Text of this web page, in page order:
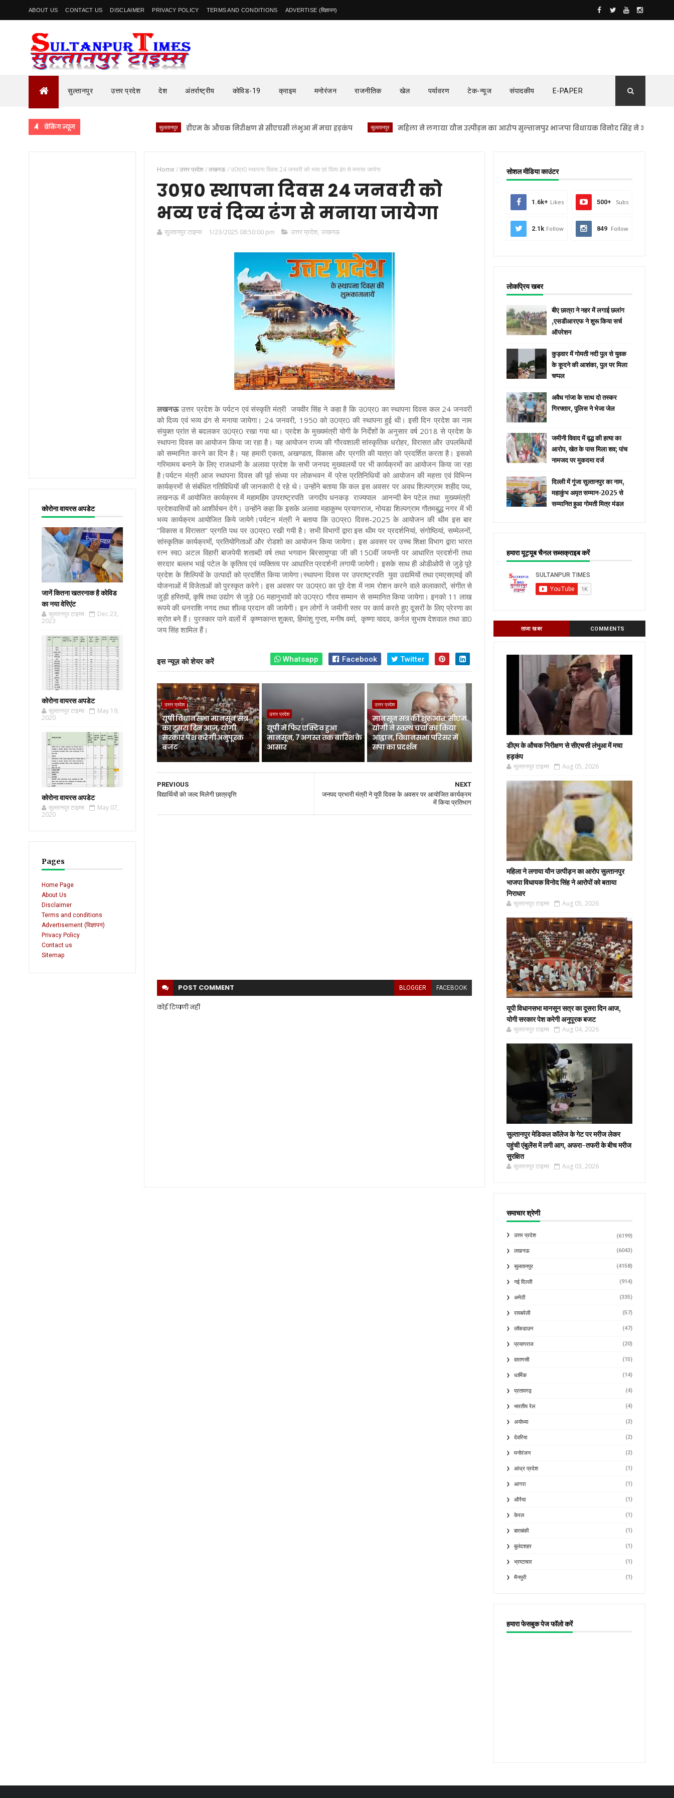
ABOUT US CONTACT US DISCLAIMER PRIVACY POLICY TERMS AND CONDITIONS ADVERTISE (विज्ञापन)
सुल्तानपुर उत्तर प्रदेश देश अंतर्राष्ट्रीय कोविड-19 क्राइम मनोरंजन राजनीतिक खेल पर्यावरण टेक-न्यूज संपादकीय E-PAPER
ब्रेकिंग न्यूज डीएम के औचक निरीक्षण से सीएचसी लंभुआ में मचा हड़कंप सुलतानपुर महिला ने लगाया यौन उत्पीड़न का आरोप सुल्तानपुर भाजपा विधायक विनोद सिंह ने आरोपों को बताया
कोरोना वायरस अपडेट
जानें कितना खतरनाक है कोविड
का नया वेरिएंट
सुल्तानपुर टाइम्स
Dec 23,
2023
कोरोना वायरस अपडेट
सुल्तानपुर टाइम्स
May 19,
2020
कोरोना वायरस अपडेट
सुल्तानपुर टाइम्स
May 07,
2020
Pages
Home Page
About Us
Disclaimer
Terms and conditions
Advertisement (विज्ञापन)
Privacy Policy
Contact us
Sitemap
Home /उत्तर प्रदेश/लखनऊ/उ0प्र0 स्थापना दिवस 24 जनवरी को भव्य एवं दिव्य ढंग से मनाया जायेगा
उ0प्र0 स्थापना दिवस 24 जनवरी को
भव्य एवं दिव्य ढंग से मनाया जायेगा
सुल्तानपुर टाइम्स 1/23/2025 08:50:00 pm उत्तर प्रदेश, लखनऊ
लखनऊ उत्तर प्रदेश के पर्यटन एवं संस्कृति मंत्री जयवीर सिंह ने कहा है कि उ0प्र0 का स्थापना दिवस कल 24 जनवरी
को दिव्य एवं भव्य ढंग से मनाया जायेगा। 24 जनवरी, 1950 को उ0प्र0 की स्थापना हुई थी। इसी दिन प्रदेश का नाम
संयुक्त प्रांत से बदलकर उ0प्र0 रखा गया था। प्रदेश के मुख्यमंत्री योगी के निर्देशों के अनुसार वर्ष 2018 से प्रदेश के
स्थापना दिवस का आयोजन किया जा रहा है। यह आयोजन राज्य की गौरवशाली सांस्कृतिक धरोहर, विरासत और उपलब्धियों
को सम्मानित करने का दिन है। यह हमारी एकता, अखण्डता, विकास और प्रगति की यात्रा को प्रदर्शित करता है। इसको
गरिमामय बनाने के लिए राजधानी के अलावा प्रदेश के सभी जनपद मुख्यालयों पर भी कार्यक्रमों का आयोजन किया जा रहा
है।पर्यटन मंत्री आज स्थापना दिवस की पूर्व संध्या पर लोकभवन में प्रेस प्रतिनिधियों को आयोजन की महत्ता एवं विभिन्न
कार्यक्रमों से संबंधित गतिविधियों की जानकारी दे रहे थे। उन्होंने बताया कि कल इस अवसर पर अवध शिल्पग्राम शहीद पथ,
लखनऊ में आयोजित कार्यक्रम में महामहिम उपराष्ट्रपति जगदीप धनकड़ राज्यपाल आनन्दी बेन पटेल तथा मुख्यमंत्री
प्रदेशवासियों को आशीर्वचन देगे। उन्होंने कहा कि इसके अलावा महाकुम्भ प्रयागराज, नोयडा शिल्पग्राम गौतमबुद्ध नगर में भी
भव्य कार्यक्रम आयोजित किये जायेगे।पर्यटन मंत्री ने बताया कि उ0प्र0 दिवस-2025 के आयोजन की थीम इस बार
’’विकास व विरासत’’ प्रगति पथ पर उ0प्र0 रखी गयी है। सभी विभागों द्वारा इस थीम पर प्रदर्शनियां, संगोष्ठियां, सम्मेलनों,
सांस्कृतिक कार्यक्रमों, प्रतियोगिताओं और रोडशो का आयोजन किया जायेगा। इस अवसर पर उच्च शिक्षा विभाग द्वारा भारत
रत्न स्व0 अटल विहारी बाजपेयी शताब्दी वर्ष तथा भगवान बिरसामुण्डा जी की 150वीं जयन्ती पर आधारित प्रदर्शनी तथा
सरदार बल्लभ भाई पटेल के कृतित्व एवं व्यक्तित्व पर आधारित प्रदर्शनी लगायी जायेगी। इसके साथ ही ओडीओपी से जुड़े पूरे
प्रदेश के शिल्पियों के उत्पादों को प्रदर्शित किया जायेगा।स्थापना दिवस पर उपराष्ट्रपति युवा उद्यमियों तथा एमएसएमई की
योजनाओं में विजेताओं को पुरस्कृत करेगे। इस अवसर पर उ0प्र0 का पूरे देश में नाम रोशन करने वाले कलाकारों, संगीत से
जुड़ी हस्तियों, कृषि तथा उद्योग से जुड़े 06 महानुभावों को उ0प्र0 गौरव सम्मान से सम्मानित किया जायेगा। इनको 11 लाख
रूपये की धनराशि नगद तथा शील्ड प्रदान की जायेगी। इन लोगों ने जमीनी स्तर पर कार्य करते हुए दूसरों के लिए प्रेरणा का
स्रोत बने हैं। पुरस्कार पाने वालों में कृष्णकान्त शुक्ला, हिमांशु गुप्ता, मनीष वर्मा, कृष्णा यादव, कर्नल सुभाष देशवाल तथा डा0
जय सिंह शामिल हैं।
इस न्यूज़ को शेयर करें Whatsapp Facebook Twitter
उत्तर प्रदेश
यूपी विधानसभा मानसून सत्र
का दूसरा दिन आज, योगी
सरकार पेश करेगी अनुपूरक
बजट
उत्तर प्रदेश
यूपी में फिर एक्टिव हुआ
मानसून, 7 अगस्त तक बारिश के
आसार
उत्तर प्रदेश
मानसून सत्र की शुरुआत: सीएम
योगी ने स्वस्थ चर्चा का किया
आह्वान, विधानसभा परिसर में
सपा का प्रदर्शन
NEXT
जनपद प्रभारी मंत्री ने यूपी दिवस के अवसर पर आयोजित कार्यक्रम
में किया प्रतिभाग
PREVIOUS
विद्यार्थियों को जल्द मिलेगी छात्रवृत्ति
POST COMMENT BLOGGER FACEBOOK
कोई टिप्पणी नहीं
सोशल मीडिया काउंटर
1.6k+ Likes 500+ Subs
2.1k Follow 849 Follow
लोकप्रिय खबर
बीए छात्रा ने नहर में लगाई छलांग
,एसडीआरएफ ने शुरू किया सर्च
ऑपरेशन
कुड़वार में गोमती नदी पुल से युवक
के कूदने की आशंका, पुल पर मिला
चप्पल
अवैध गांजा के साथ दो तस्कर
गिरफ्तार, पुलिस ने भेजा जेल
जमीनी विवाद में वृद्ध की हत्या का
आरोप, खेत के पास मिला शव; पांच
नामजद पर मुकदमा दर्ज
दिल्ली में गूंजा सुल्तानपुर का नाम,
महाकुंभ अमृत सम्मान-2025 से
सम्मानित हुआ गोमती मित्र मंडल
हमारा यूट्यूब चैनल सब्सक्राइब करें
ताजा खबर COMMENTS
डीएम के औचक निरीक्षण से सीएचसी लंभुआ में मचा
हड़कंप
सुल्तानपुर टाइम्स Aug 05, 2026
महिला ने लगाया यौन उत्पीड़न का आरोप सुल्तानपुर
भाजपा विधायक विनोद सिंह ने आरोपों को बताया
निराधार
सुल्तानपुर टाइम्स Aug 05, 2026
यूपी विधानसभा मानसून सत्र का दूसरा दिन आज,
योगी सरकार पेश करेगी अनुपूरक बजट
सुल्तानपुर टाइम्स Aug 04, 2026
सुल्तानपुर मेडिकल कॉलेज के गेट पर मरीज लेकर
पहुंची एंबुलेंस में लगी आग, अफरा-तफरी के बीच मरीज
सुरक्षित
सुल्तानपुर टाइम्स Aug 03, 2026
समाचार श्रेणी
उत्तर प्रदेश (6199)
लखनऊ (6043)
सुलतानपुर (4158)
नई दिल्ली (914)
अमेठी (335)
रायबरेली (57)
लॉकडाउन (47)
प्रयागराज (20)
वाराणसी (15)
धार्मिक (14)
प्रतापगढ़ (4)
भारतीय रेल (4)
अयोध्या (2)
देवरिया (2)
मनोरंजन (2)
आंध्र प्रदेश (1)
आगरा (1)
औरैया (1)
केरल (1)
बाराबंकी (1)
बुलंदशहर (1)
भ्रष्टाचार (1)
मैनपुरी (1)
हमारा फेसबुक पेज फॉलो करें